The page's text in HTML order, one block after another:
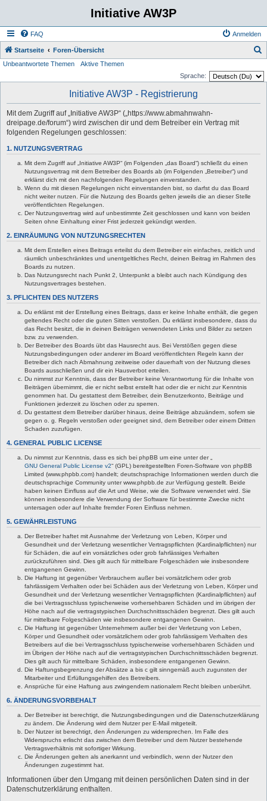
Initiative AW3P
FAQ Anmelden
Startseite Foren-Übersicht
Unbeantwortete Themen
Aktive Themen
Sprache:
Initiative AW3P - Registrierung
Mit dem Zugriff auf „Initiative AW3P“ („https://www.abmahnwahn-
dreipage.de/forum“) wird zwischen dir und dem Betreiber ein Vertrag mit
folgenden Regelungen geschlossen:
1. NUTZUNGSVERTRAG
Mit dem Zugriff auf „Initiative AW3P“ (im Folgenden „das Board“) schließt du einen
Nutzungsvertrag mit dem Betreiber des Boards ab (im Folgenden „Betreiber“) und
erklärst dich mit den nachfolgenden Regelungen einverstanden.
Wenn du mit diesen Regelungen nicht einverstanden bist, so darfst du das Board
nicht weiter nutzen. Für die Nutzung des Boards gelten jeweils die an dieser Stelle
veröffentlichten Regelungen.
Der Nutzungsvertrag wird auf unbestimmte Zeit geschlossen und kann von beiden
Seiten ohne Einhaltung einer Frist jederzeit gekündigt werden.
2. EINRÄUMUNG VON NUTZUNGSRECHTEN
Mit dem Erstellen eines Beitrags erteilst du dem Betreiber ein einfaches, zeitlich und
räumlich unbeschränktes und unentgeltliches Recht, deinen Beitrag im Rahmen des
Boards zu nutzen.
Das Nutzungsrecht nach Punkt 2, Unterpunkt a bleibt auch nach Kündigung des
Nutzungsvertrages bestehen.
3. PFLICHTEN DES NUTZERS
Du erklärst mit der Erstellung eines Beitrags, dass er keine Inhalte enthält, die gegen
geltendes Recht oder die guten Sitten verstoßen. Du erklärst insbesondere, dass du
das Recht besitzt, die in deinen Beiträgen verwendeten Links und Bilder zu setzen
bzw. zu verwenden.
Der Betreiber des Boards übt das Hausrecht aus. Bei Verstößen gegen diese
Nutzungsbedingungen oder anderer im Board veröffentlichten Regeln kann der
Betreiber dich nach Abmahnung zeitweise oder dauerhaft von der Nutzung dieses
Boards ausschließen und dir ein Hausverbot erteilen.
Du nimmst zur Kenntnis, dass der Betreiber keine Verantwortung für die Inhalte von
Beiträgen übernimmt, die er nicht selbst erstellt hat oder die er nicht zur Kenntnis
genommen hat. Du gestattest dem Betreiber, dein Benutzerkonto, Beiträge und
Funktionen jederzeit zu löschen oder zu sperren.
Du gestattest dem Betreiber darüber hinaus, deine Beiträge abzuändern, sofern sie
gegen o. g. Regeln verstoßen oder geeignet sind, dem Betreiber oder einem Dritten
Schaden zuzufügen.
4. GENERAL PUBLIC LICENSE
Du nimmst zur Kenntnis, dass es sich bei phpBB um eine unter der „
GNU General Public License v2“ (GPL) bereitgestellten Foren-Software von phpBB
Limited (www.phpbb.com) handelt; deutschsprachige Informationen werden durch die
deutschsprachige Community unter www.phpbb.de zur Verfügung gestellt. Beide
haben keinen Einfluss auf die Art und Weise, wie die Software verwendet wird. Sie
können insbesondere die Verwendung der Software für bestimmte Zwecke nicht
untersagen oder auf Inhalte fremder Foren Einfluss nehmen.
5. GEWÄHRLEISTUNG
Der Betreiber haftet mit Ausnahme der Verletzung von Leben, Körper und
Gesundheit und der Verletzung wesentlicher Vertragspflichten (Kardinalpflichten) nur
für Schäden, die auf ein vorsätzliches oder grob fahrlässiges Verhalten
zurückzuführen sind. Dies gilt auch für mittelbare Folgeschäden wie insbesondere
entgangenen Gewinn.
Die Haftung ist gegenüber Verbrauchern außer bei vorsätzlichem oder grob
fahrlässigem Verhalten oder bei Schäden aus der Verletzung von Leben, Körper und
Gesundheit und der Verletzung wesentlicher Vertragspflichten (Kardinalpflichten) auf
die bei Vertragsschluss typischerweise vorhersehbaren Schäden und im übrigen der
Höhe nach auf die vertragstypischen Durchschnittsschäden begrenzt. Dies gilt auch
für mittelbare Folgeschäden wie insbesondere entgangenen Gewinn.
Die Haftung ist gegenüber Unternehmern außer bei der Verletzung von Leben,
Körper und Gesundheit oder vorsätzlichem oder grob fahrlässigem Verhalten des
Betreibers auf die bei Vertragsschluss typischerweise vorhersehbaren Schäden und
im Übrigen der Höhe nach auf die vertragstypischen Durchschnittsschäden begrenzt.
Dies gilt auch für mittelbare Schäden, insbesondere entgangenen Gewinn.
Die Haftungsbegrenzung der Absätze a bis c gilt sinngemäß auch zugunsten der
Mitarbeiter und Erfüllungsgehilfen des Betreibers.
Ansprüche für eine Haftung aus zwingendem nationalem Recht bleiben unberührt.
6. ÄNDERUNGSVORBEHALT
Der Betreiber ist berechtigt, die Nutzungsbedingungen und die Datenschutzerklärung
zu ändern. Die Änderung wird dem Nutzer per E-Mail mitgeteilt.
Der Nutzer ist berechtigt, den Änderungen zu widersprechen. Im Falle des
Widerspruchs erlischt das zwischen dem Betreiber und dem Nutzer bestehende
Vertragsverhältnis mit sofortiger Wirkung.
Die Änderungen gelten als anerkannt und verbindlich, wenn der Nutzer den
Änderungen zugestimmt hat.
Informationen über den Umgang mit deinen persönlichen Daten sind in der
Datenschutzerklärung enthalten.